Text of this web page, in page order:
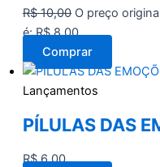
R$10,00 O preço
é: R$ 8,00.
Comprar
Lançamentos
PÍLULAS DAS
R$6,00